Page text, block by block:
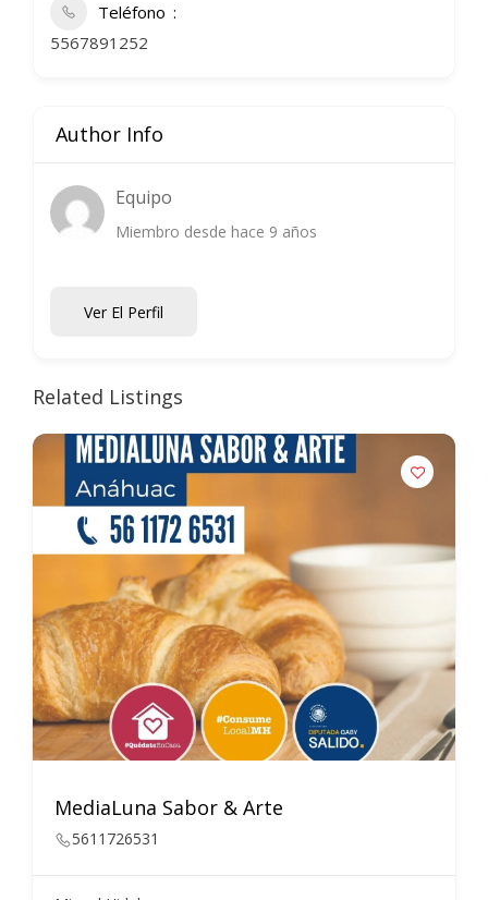
Teléfono
5567891252
Author Info
Equipo
Miembro desde hace 9 años
Ver El Perfil
Related Listings
MediaLuna Sabor & Arte
5611726531